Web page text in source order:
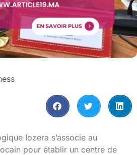
Iozera s’associe au
pour établir un centre de